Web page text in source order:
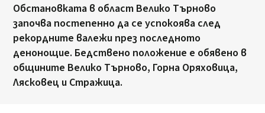
Обстановката в област Велико Търново
започва постепенно да се успокоява след
рекордните валежи през последното
денонощие. Бедствено положение е обявено в
общините Велико Търново, Горна Оряховица,
Лясковец и Стражица.